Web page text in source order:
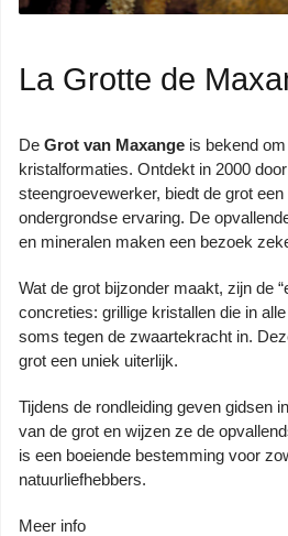
La Grotte de
De Grot van Maxange is bekend
kristalformaties. Ontdekt in 2000
steengroevewerker, biedt de grot
ondergrondse ervaring. De
en mineralen maken een bezoek
Wat de grot bijzonder maakt, zijn de
concreties: grillige kristallen die in
soms tegen de zwaartekracht in.
grot een uniek uiterlijk.
Tijdens de rondleiding geven gidsen
van de grot en wijzen ze de
is een boeiende bestemming voor
natuurliefhebbers.
Meer info